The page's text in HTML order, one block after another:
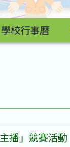
學校行事曆
播」競賽活動